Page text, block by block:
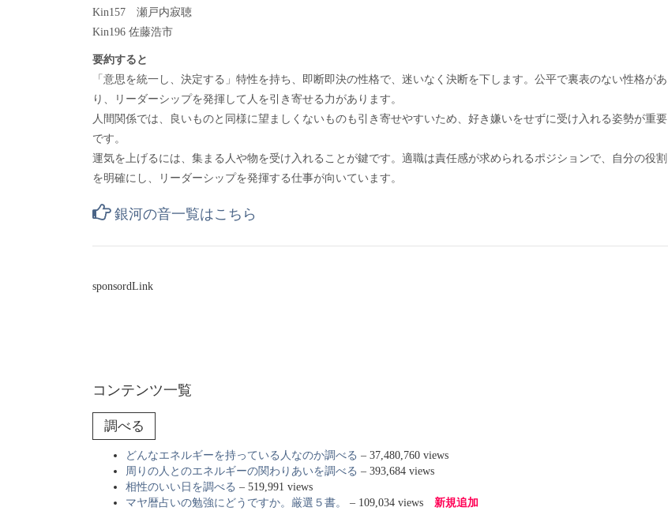
Kin157 瀬戸内寂聴
Kin196 佐藤浩市
要約すると
「意思を統一し、決定する」特性を持ち、即断即決の性格で、迷いなく決断を下します。公平で裏表のない性格があ
り、リーダーシップを発揮して人を引き寄せる力があります。
人間関係では、良いものと同様に望ましくないものも引き寄せやすいため、好き嫌いをせずに受け入れる姿勢が重要
です。
運気を上げるには、集まる人や物を受け入れることが鍵です。適職は責任感が求められるポジションで、自分の役割
を明確にし、リーダーシップを発揮する仕事が向いています。
銀河の音一覧はこちら
sponsordLink
コンテンツ一覧
調べる
どんなエネルギーを持っている人なのか調べる – 37,480,760 views
周りの人とのエネルギーの関わりあいを調べる – 393,684 views
相性のいい日を調べる – 519,991 views
マヤ暦占いの勉強にどうですか。厳選５書。
– 109,034 views 新規追加